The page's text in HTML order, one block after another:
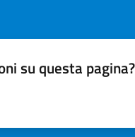
su questa pagina?